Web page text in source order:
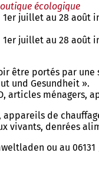
écologique
juillet au 28 août
juillet au 28 août
être portés par une
und Gesundheit ».
articles ménagers,
de
vivants, denrées
ou au 06131 /